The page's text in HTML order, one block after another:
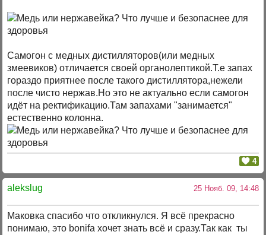
Самогон с медных дистилляторов(или медных
змеевиков) отличается своей органолептикой.Т.е запах
гораздо приятнее после такого дистиллятора,нежели
после чисто нержав.Но это не актуально если самогон
идёт на ректификацию.Там запахами "занимается"
естественно колонна.
4
alekslug 25 Нояб. 09, 14:48
Маковка спасибо что откликнулся. Я всё прекрасно
понимаю, это bonifa хочет знать всё и сразу.Так как ты